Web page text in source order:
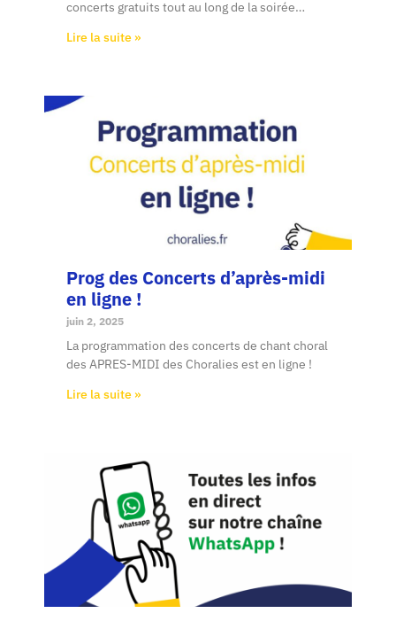
concerts gratuits tout au long de la soirée…
Lire la suite »
Prog des Concerts d’après-midi
en ligne !
juin 2, 2025
La programmation des concerts de chant choral
des APRES-MIDI des Choralies est en ligne !
Lire la suite »